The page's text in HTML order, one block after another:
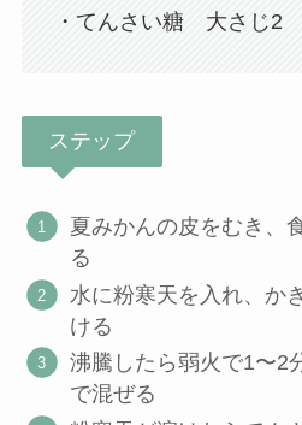
・てんさい糖 大さじ2
ステップ
夏みかんの皮をむき、
る
水に粉寒天を入れ、か
ける
沸騰したら弱火で1〜2
で混ぜる